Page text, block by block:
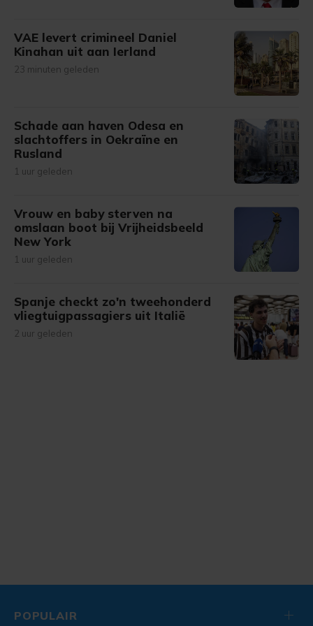
VAE levert crimineel Daniel
Kinahan uit aan Ierland
23 minuten geleden
Schade aan haven Odesa en
slachtoffers in Oekraïne en
Rusland
1 uur geleden
Vrouw en baby sterven na
omslaan boot bij Vrijheidsbeeld
New York
1 uur geleden
Spanje checkt zo'n tweehonderd
vliegtuigpassagiers uit Italië
2 uur geleden
POPULAIR